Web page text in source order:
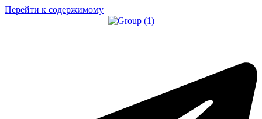
Перейти к содержимому